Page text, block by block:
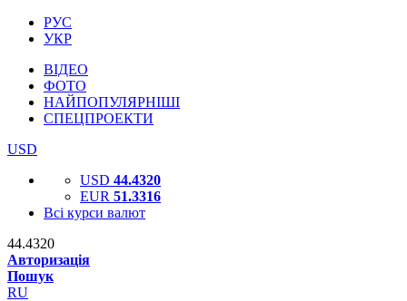
РУС
УКР
ВІДЕО
ФОТО
НАЙПОПУЛЯРНІШІ
СПЕЦПРОЕКТИ
USD
USD 44.4320
EUR 51.3316
Всі курси валют
44.4320
Авторизація
Пошук
RU